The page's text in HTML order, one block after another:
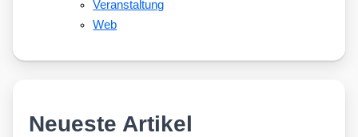
Veranstaltung
Web
Neueste Artikel